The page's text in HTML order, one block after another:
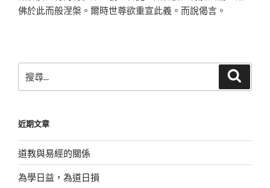
佛於此而般涅槃。爾時世尊欲重宣此義。而說偈言。
尋
字:
近期文章
道教與易經的關係
為學日益，為道日損